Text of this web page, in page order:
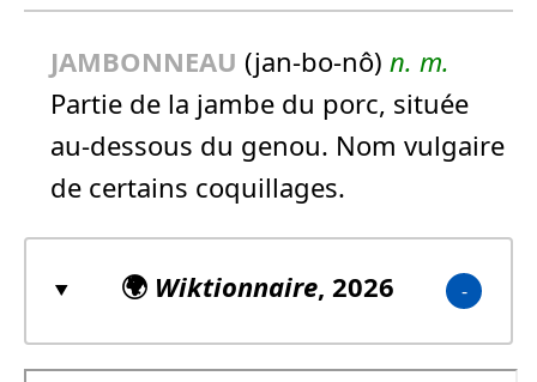
JAMBONNEAU (jan-bo-nô) n. m.
Partie de la jambe du porc, située
au-dessous du genou. Nom vulgaire
de certains coquillages.
🌍 Wiktionnaire, 2026